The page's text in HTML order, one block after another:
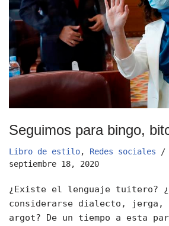
Seguimos para bingo,
Libro de estilo, Redes sociales
septiembre 18, 2020
¿Existe el lenguaje tuitero?
considerarse dialecto, jerga,
argot? De un tiempo a esta